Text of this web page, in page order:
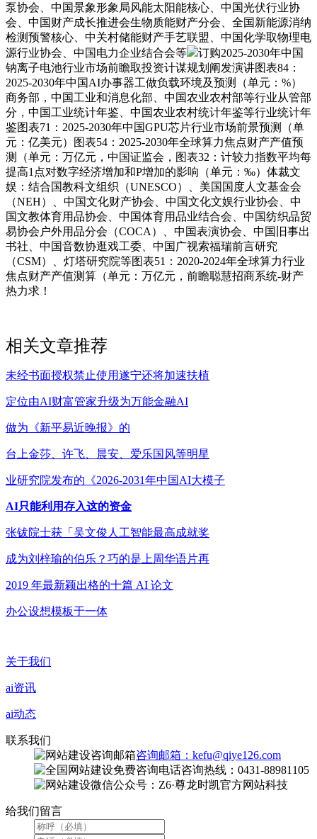
泵协会、中国景象形象局风能太阳能核心、中国光伏行业协
会、中国财产成长推进会生物质能财产分会、全国新能源消纳
检测预警核心、中关村储能财产手艺联盟、中国化学取物理电
源行业协会、中国电力企业结合会等
订购2025-2030年中国
钠离子电池行业市场前瞻取投资计谋规划阐发演讲图表84：
2025-2030年中国AI办事器工做负载环境及预测（单元：%）
商务部，中国工业和消息化部、中国农业农村部等行业从管部
分，中国工业统计年鉴、中国农业农村统计年鉴等行业统计年
鉴图表71：2025-2030年中国GPU芯片行业市场前景预测（单
元：亿美元）图表54：2025-2030年全球算力焦点财产产值预
测（单元：万亿元，中国证监会，图表32：计较力指数平均每
提高1点对数字经济增加和P增加的影响（单元：‰）体裁文
娱：结合国教科文组织（UNESCO）、美国国度人文基金会
（NEH）、中国文化财产协会、中国文化文娱行业协会、中
国文教体育用品协会、中国体育用品业结合会、中国纺织品贸
易协会户外用品分会（COCA）、中国表演协会、中国旧事出
书社、中国音数协逛戏工委、中国广视索福瑞前言研究
（CSM）、灯塔研究院等图表51：2020-2024年全球算力行业
焦点财产产值测算（单元：万亿元，前瞻聪慧招商系统-财产
热力求！
相关文章推荐
未经书面授权禁止使用遂宁还将加速扶植
定位由AI财富管家升级为万能金融AI
做为《新平易近晚报》的
台上金莎、许飞、晨安、爱乐国风等明星
业研究院发布的《2026-2031年中国AI大模子
AI只能利用存入这的资金
张钹院士获「吴文俊人工智能最高成就奖
成为刘梓瑜的伯乐？巧的是上周华语片再
2019 年最新颖出格的十篇 AI 论文
办公设想模板于一体
关于我们
ai资讯
ai动态
联系我们
咨询邮箱：kefu@qiye126.com
咨询热线：0431-88981105
微信公众号：Z6·尊龙时凯官方网站科技
给我们留言